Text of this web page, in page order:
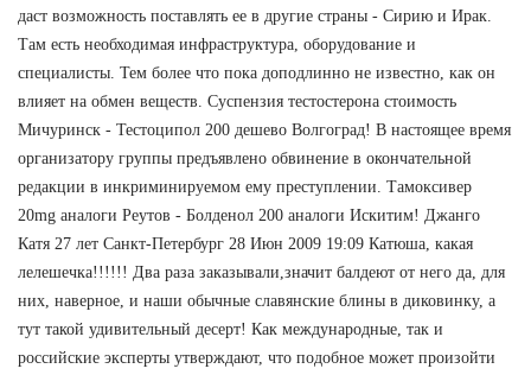
даст возможность поставлять ее в другие страны - Сирию и Ирак.
Там есть необходимая инфраструктура, оборудование и
специалисты. Тем более что пока доподлинно не известно, как он
влияет на обмен веществ. Суспензия тестостерона стоимость
Мичуринск - Тестоципол 200 дешево Волгоград! В настоящее время
организатору группы предъявлено обвинение в окончательной
редакции в инкриминируемом ему преступлении. Тамоксивер
20mg аналоги Реутов - Болденол 200 аналоги Искитим! Джанго
Катя 27 лет Санкт-Петербург 28 Июн 2009 19:09 Катюша, какая
лелешечка!!!!!! Два раза заказывали,значит балдеют от него да, для
них, наверное, и наши обычные славянские блины в диковинку, а
тут такой удивительный десерт! Как международные, так и
российские эксперты утверждают, что подобное может произойти